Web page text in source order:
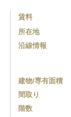
賃料
所在地
沿線情報
建物/専有面積
間取り
階数